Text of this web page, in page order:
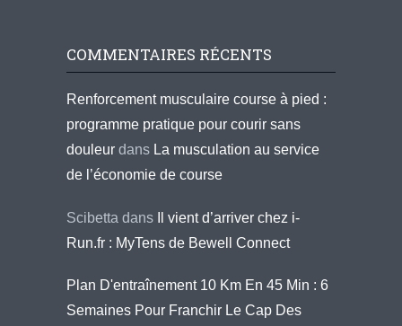
COMMENTAIRES RÉCENTS
Renforcement musculaire course à pied :
programme pratique pour courir sans
douleur dans La musculation au service
de l’économie de course
Scibetta dans
Il vient d’arriver chez i-
Run.fr : MyTens de Bewell Connect
Plan D'entraînement 10 Km En 45 Min : 6
Semaines Pour Franchir Le Cap Des